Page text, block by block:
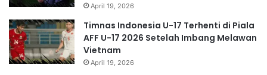
April 19, 2026
Timnas Indonesia U-17 Terhenti di Piala
AFF U-17 2026 Setelah Imbang Melawan
Vietnam
April 19, 2026